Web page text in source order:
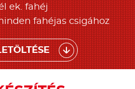
ek. fahéj
fahéjas csigához